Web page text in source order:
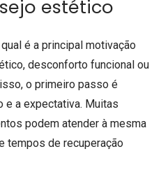
estético
é a principal motivação
desconforto funcional ou
o primeiro passo é
e a expectativa. Muitas
podem atender à mesma
tempos de recuperação